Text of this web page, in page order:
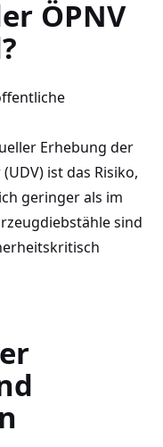
ÖPNV
Erhebung der
ist das Risiko,
geringer als im
sind